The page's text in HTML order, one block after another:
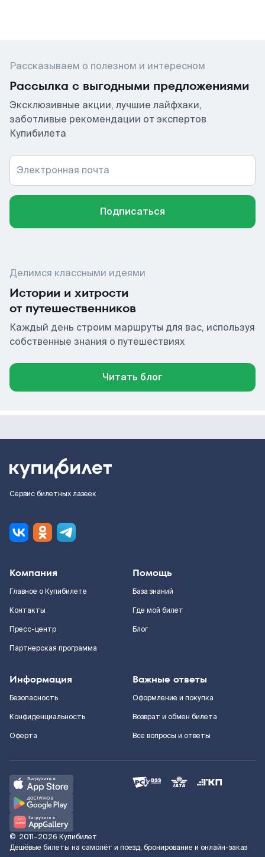
Рассказываем о полезном и интересном
Рассылка с выгодными предложениями
Эксклюзивные акции, лучшие лайфхаки,
заботливые рекомендации от экспертов
Купибилета
Электронная почта
Подписаться
Делимся классными идеями
Истории и хитрости
от путешественников
Каждый день строим маршруты для вас, используя
собственные знания о путешествиях
Читать блог
Сервис билетных лазеек
Компания
Главное о Купибилете
Контакты
Пресс-центр
Партнерская программа
Помощь
База знаний
Где мой билет
Блог
Информация
Безопасность
Конфиденциальность
Оферта
Важные ответы
Оформление и покупка
Возврат и обмен билета
Все вопросы и ответы
© 2011–2026 Купибилет
Дешёвые билеты на самолёт и поезд, бронирование и онлайн-заказ